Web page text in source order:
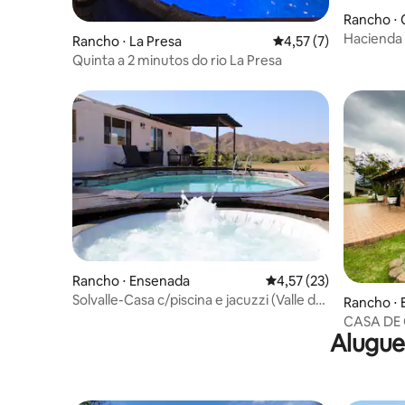
Rancho ⋅ La Presa 4,57 de uma
4,57 (7)
Quinta a 2 minutos do rio La Presa
Rancho ⋅
Rancho ⋅ Ensenada 4,57 de uma
4,57 (23)
Solvalle-Casa c/piscina e jacuzzi (Valle de
Rancho ⋅
CASA
Seguro-